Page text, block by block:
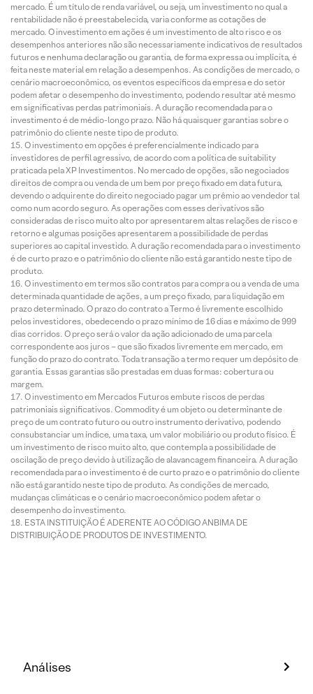
mercado. É um título de renda variável, ou seja, um investimento no qual a
rentabilidade não é preestabelecida, varia conforme as cotações de
mercado. O investimento em ações é um investimento de alto risco e os
desempenhos anteriores não são necessariamente indicativos de resultados
futuros e nenhuma declaração ou garantia, de forma expressa ou implícita, é
feita neste material em relação a desempenhos. As condições de mercado, o
cenário macroeconômico, os eventos específicos da empresa e do setor
podem afetar o desempenho do investimento, podendo resultar até mesmo
em significativas perdas patrimoniais. A duração recomendada para o
investimento é de médio-longo prazo. Não há quaisquer garantias sobre o
patrimônio do cliente neste tipo de produto.
O investimento em opções é preferencialmente indicado para
investidores de perfil agressivo, de acordo com a política de suitability
praticada pela XP Investimentos. No mercado de opções, são negociados
direitos de compra ou venda de um bem por preço fixado em data futura,
devendo o adquirente do direito negociado pagar um prêmio ao vendedor tal
como num acordo seguro. As operações com esses derivativos são
consideradas de risco muito alto por apresentarem altas relações de risco e
retorno e algumas posições apresentarem a possibilidade de perdas
superiores ao capital investido. A duração recomendada para o investimento
é de curto prazo e o patrimônio do cliente não está garantido neste tipo de
produto.
O investimento em termos são contratos para compra ou a venda de uma
determinada quantidade de ações, a um preço fixado, para liquidação em
prazo determinado. O prazo do contrato a Termo é livremente escolhido
pelos investidores, obedecendo o prazo mínimo de 16 dias e máximo de 999
dias corridos. O preço será o valor da ação adicionado de uma parcela
correspondente aos juros – que são fixados livremente em mercado, em
função do prazo do contrato. Toda transação a termo requer um depósito de
garantia. Essas garantias são prestadas em duas formas: cobertura ou
margem.
O investimento em Mercados Futuros embute riscos de perdas
patrimoniais significativos. Commodity é um objeto ou determinante de
preço de um contrato futuro ou outro instrumento derivativo, podendo
consubstanciar um índice, uma taxa, um valor mobiliário ou produto físico. É
um investimento de risco muito alto, que contempla a possibilidade de
oscilação de preço devido à utilização de alavancagem financeira. A duração
recomendada para o investimento é de curto prazo e o patrimônio do cliente
não está garantido neste tipo de produto. As condições de mercado,
mudanças climáticas e o cenário macroeconômico podem afetar o
desempenho do investimento.
ESTA INSTITUIÇÃO É ADERENTE AO CÓDIGO ANBIMA DE
DISTRIBUIÇÃO DE PRODUTOS DE INVESTIMENTO.
Análises